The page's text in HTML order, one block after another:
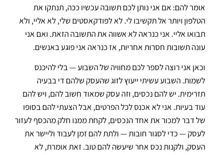
אומר להם: אם אני נותן לכם תשובה עכשיו ככה, תנתקו את
הטלפון ויותר אל תקשיבו לי. לא לפודקאסטים שלי, לא אליי, ולא
תבואו אליי. אני כנראה לא אשווה את התשובה הזאת. ואם אני
עונה תשובות חסרות אחריות, אז כנראה אני פוגע באנשים.
וכאן אני רוצה לספר לכם מחוויה של השבוע — בלי להיכנס
לשמות. השבוע עשיתי ייעוץ לזוג שהעסק שלהם די בבעיה
תזרימית. יש להם נכסים, וזה עסק שמאוד חשוב להם, ויש להם
עוד בעיות. אני לא אכנס לכל הפרטים, אבל הצעתי להם בסופו
של דבר למכור את אחד הנכסים, לקחת ממנו חלק מהכסף לעזור
לעסק — כדי לסגור חובות — ולתת להם זמן לעבוד וליישר את
העסק, ולקנות נכס אחר שיעשה להם טוב. זאת אומרת, לא